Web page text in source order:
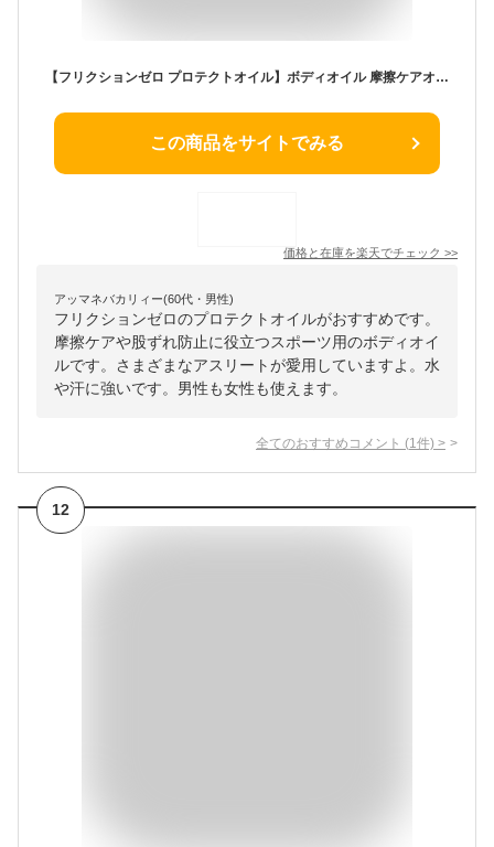
【フリクションゼロ プロテクトオイル】ボディオイル 摩擦ケアオイル 保湿オイル ボディケア スポーツ アスリート 股ずれ 脇ずれ 靴ずれ 対策 擦れ 防止 ランニング マラソン 競技 股擦れ防止 脇擦れ防止 摩擦防止 肌 皮膚保護 オイル 保湿 水・汗に強い 女性 男性
この商品をサイトでみる
価格と在庫を楽天でチェック >>
アッマネバカリィー(60代・男性)
フリクションゼロのプロテクトオイルがおすすめです。
摩擦ケアや股ずれ防止に役立つスポーツ用のボディオイ
ルです。さまざまなアスリートが愛用していますよ。水
や汗に強いです。男性も女性も使えます。
全てのおすすめコメント (1 件) >
12